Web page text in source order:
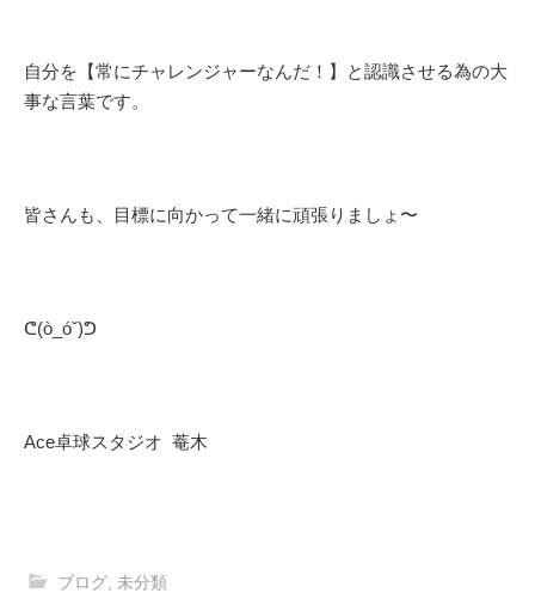
自分を【常にチャレンジャーなんだ！】と認識させる為の大
事な言葉です。
皆さんも、目標に向かって一緒に頑張りましょ〜
ᕦ(ò_óˇ)ᕤ
Ace卓球スタジオ 菴木
ブログ 未分類